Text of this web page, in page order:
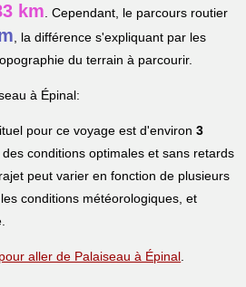
km. Cependant, le parcours routier
, la différence s'expliquant par les
du terrain à parcourir.
à Épinal:
pour ce voyage est d'environ3
des conditions optimales et sans retards
peut varier en fonction de plusieurs
conditions météorologiques, et
aller de Palaiseau à Épinal.